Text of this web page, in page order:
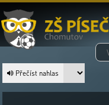
Přečíst nahlas